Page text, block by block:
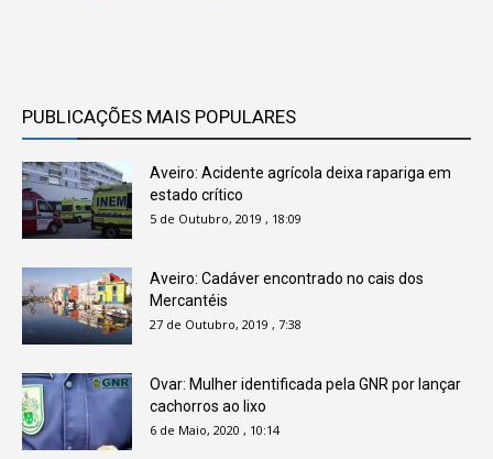
PUBLICAÇÕES MAIS POPULARES
Aveiro: Acidente agrícola deixa rapariga em
estado crítico
5 de Outubro, 2019 , 18:09
Aveiro: Cadáver encontrado no cais dos
Mercantéis
27 de Outubro, 2019 , 7:38
Ovar: Mulher identificada pela GNR por lançar
cachorros ao lixo
6 de Maio, 2020 , 10:14